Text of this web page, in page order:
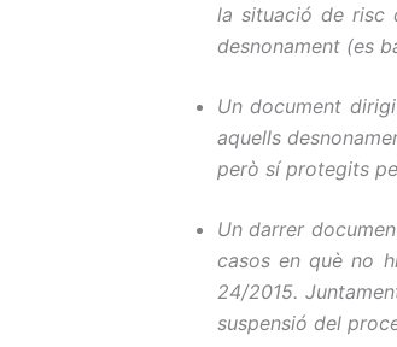
la situació de risc
desnonament (es
Un document
aquells
però sí protegits
Un darrer
casos en què no
24/2015.
suspensió del